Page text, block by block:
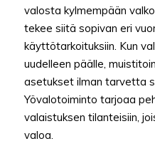
valosta kylmempään
tekee siitä sopivan eri
käyttötarkoituksiin. Kun
uudelleen päälle,
asetukset ilman tarvetta
Yövalotoiminto tarjoaa
valaistuksen tilanteisiin,
valoa.